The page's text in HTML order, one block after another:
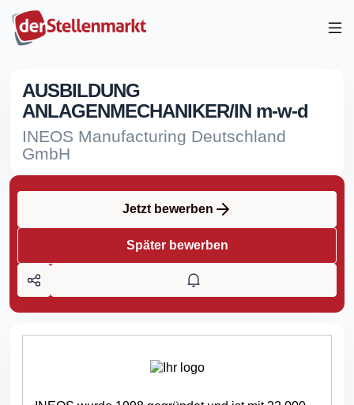
AUSBILDUNG
ANLAGENMECHANIKER/IN m-w-d
INEOS Manufacturing Deutschland
GmbH
Jetzt bewerben
Später bewerben